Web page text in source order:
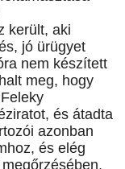
került, aki
jó ürügyet
nem készített
meg, hogy
és átadta
azonban
és elég